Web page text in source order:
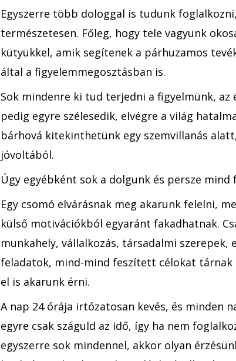
Egyszerre több dologgal is tudunk
természetesen. Főleg, hogy tele vagyunk
kütyükkel, amik segítenek a párhuzamos
által a figyelemmegosztásban is.
Sok mindenre ki tud terjedni a figyelmünk, az
pedig egyre szélesedik, elvégre a világ
bárhová kitekinthetünk egy szemvillanás
jóvoltából.
Úgy egyébként sok a dolgunk és persze mind
Egy csomó elvárásnak meg akarunk felelni,
külső motivációkból egyaránt fakadhatnak.
munkahely, vállalkozás, társadalmi szerepek,
feladatok, mind-mind feszített célokat tárnak
el is akarunk érni.
A nap 24 órája irtózatosan kevés, és minden
egyre csak száguld az idő, így ha nem
egyszerre sok mindennel, akkor olyan